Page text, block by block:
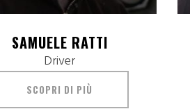
SAMUELE RATTI
Driver
SCOPRI DI PIÙ